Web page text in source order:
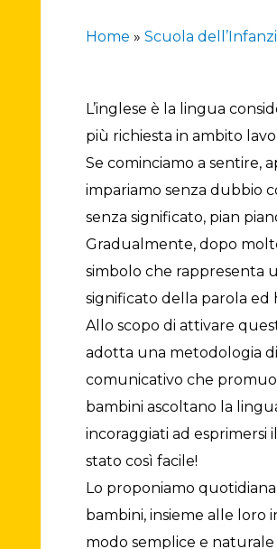
Home » Scuola
L’inglese è la lingua
più richiesta in ambito
Se cominciamo a sentire,
impariamo senza dubbio
senza significato, pian
Gradualmente, dopo
simbolo che rappresenta
significato della parola
Allo scopo di attivare
adotta una metodologia
comunicativo che
bambini ascoltano la
incoraggiati ad esprimersi
stato così facile!
Lo proponiamo
bambini, insieme alle loro
modo semplice e